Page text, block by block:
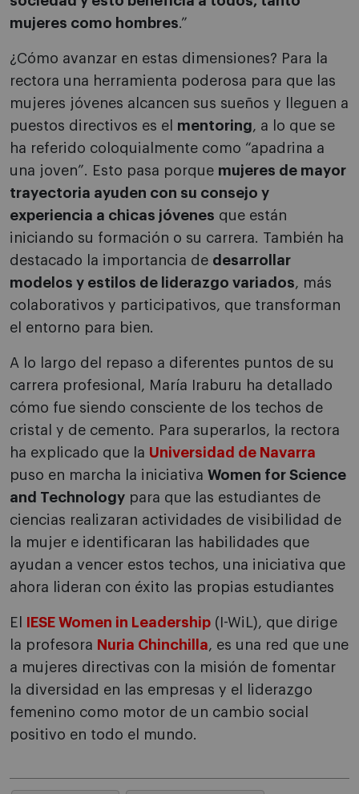
mujeres como hombres.”
¿Cómo avanzar en estas dimensiones? Para la
rectora una herramienta poderosa para que las
mujeres jóvenes alcancen sus sueños y lleguen a
puestos directivos es el mentoring, a lo que se
ha referido coloquialmente como “apadrina a
una joven”. Esto pasa porque mujeres de mayor
trayectoria ayuden con su consejo y
experiencia a chicas jóvenes que están
iniciando su formación o su carrera. También ha
destacado la importancia de desarrollar
modelos y estilos de liderazgo variados, más
colaborativos y participativos, que transforman
el entorno para bien.
A lo largo del repaso a diferentes puntos de su
carrera profesional, María Iraburu ha detallado
cómo fue siendo consciente de los techos de
cristal y de cemento. Para superarlos, la rectora
ha explicado que la Universidad de Navarra
puso en marcha la iniciativa Women for Science
and Technology para que las estudiantes de
ciencias realizaran actividades de visibilidad de
la mujer e identificaran las habilidades que
ayudan a vencer estos techos, una iniciativa que
ahora lideran con éxito las propias estudiantes
El IESE Women in Leadership (I-WiL), que dirige
la profesora Nuria Chinchilla, es una red que une
a mujeres directivas con la misión de fomentar
la diversidad en las empresas y el liderazgo
femenino como motor de un cambio social
positivo en todo el mundo.